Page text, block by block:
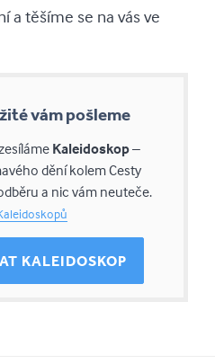
a těšíme se na vás ve
vám pošleme
Kaleidoskop–
dění kolem Cesty
a nic vám neuteče.
KALEIDOSKOP